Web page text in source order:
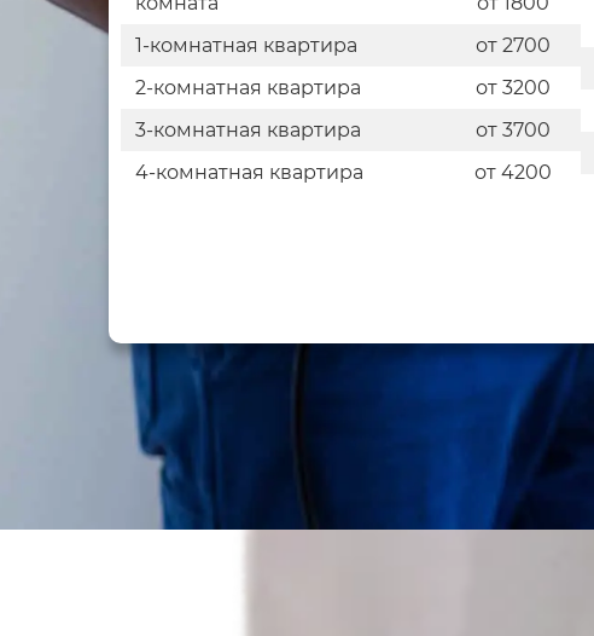
1-комнатная квартира
от 2700
2-комнатная квартира
от 3200
3-комнатная квартира
от 3700
4-комнатная квартира
от 4200